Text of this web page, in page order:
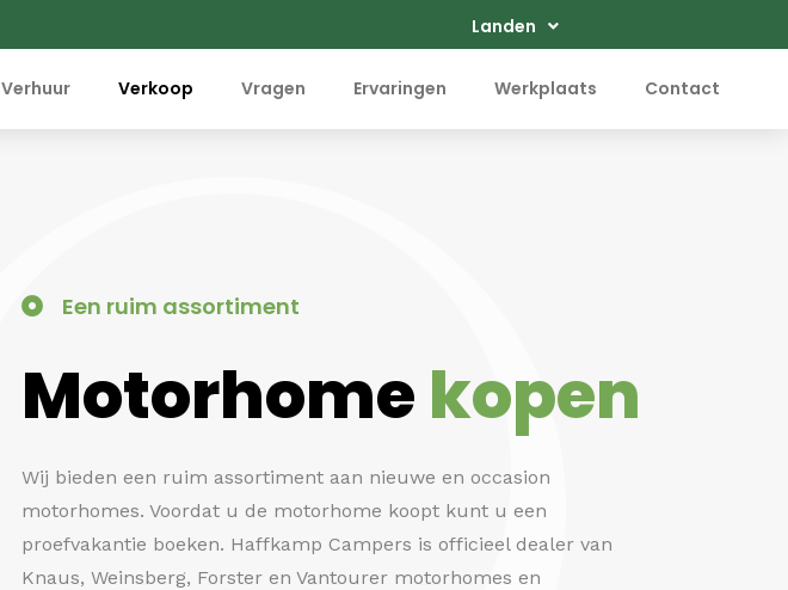
Landen
Verhuur Verkoop Vragen Ervaringen Werkplaats Contact
Een ruim assortiment
Motorhomekopen
Wij bieden een ruim assortiment aan nieuwe en occasion
motorhomes. Voordat u de motorhome koopt kunt u een
proefvakantie boeken. Haffkamp Campers is officieel dealer van
Knaus, Weinsberg, Forster en Vantourer motorhomes en